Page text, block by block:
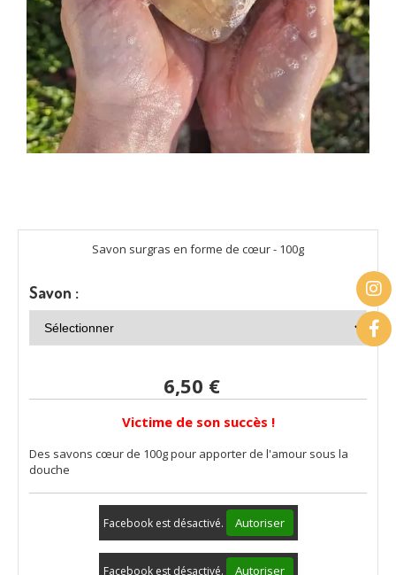
Savon surgras en forme de cœur - 100g
Savon :
6,50 €
Victime de son succès !
Des savons cœur de 100g pour apporter de l'amour sous la
douche
Facebook est désactivé. Autoriser
Facebook est désactivé. Autoriser